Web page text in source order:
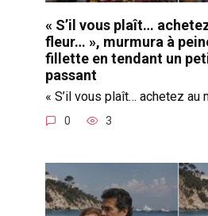
« S’il vous plaît…
fleur… », murmura à
fillette en tendant un
passant
« S’il vous plaît… achetez au
0 3